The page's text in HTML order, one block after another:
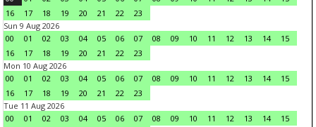
16
17 18 19 20 21 22
23
Sun 9 Aug 2026
00
01 02 03 04 05 06 07 08 09 10 11 12 13 14
15
16
17 18 19 20 21 22
23
Mon 10 Aug 2026
00
01 02 03 04 05 06 07 08 09 10 11 12 13 14
15
16
17 18 19 20 21 22
23
Tue 11 Aug 2026
00
01 02 03 04 05 06 07 08 09 10 11 12 13 14
15